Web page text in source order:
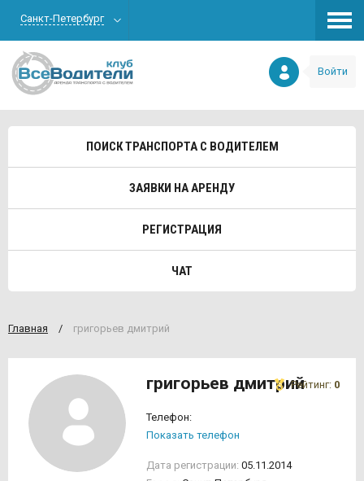
Санкт-Петербург
Войти
ПОИСК ТРАНСПОРТА С ВОДИТЕЛЕМ
ЗАЯВКИ НА АРЕНДУ
РЕГИСТРАЦИЯ
ЧАТ
Главная / григорьев дмитрий
григорьев дмитрийРейтинг: 0
Телефон:
Показать телефон
Дата регистрации: 05.11.2014